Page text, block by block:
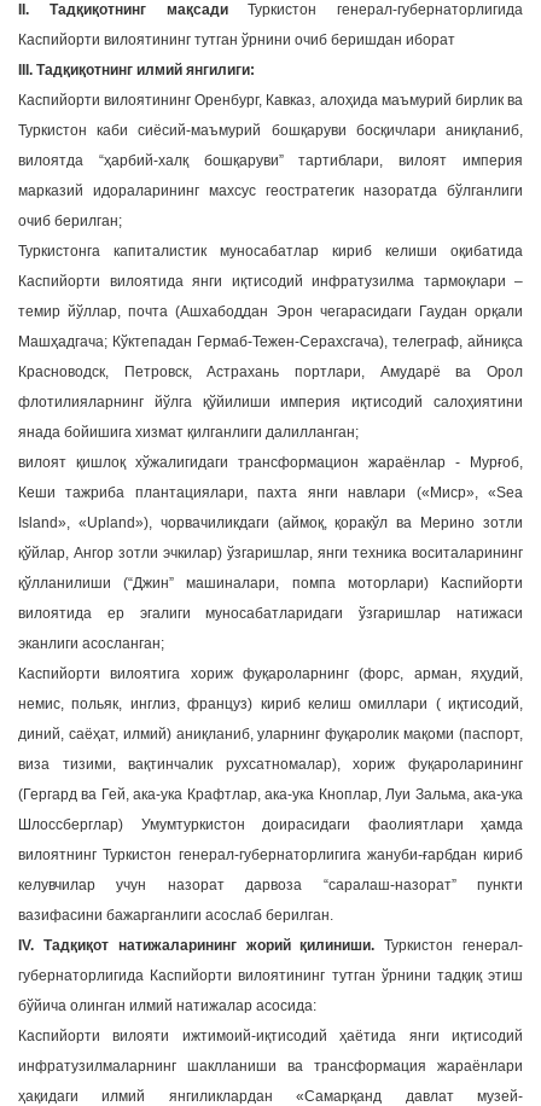
II. Тадқиқотнинг мақсадиТуркистон генерал-губернаторлигида
Каспийорти вилоятининг тутган ўрнини очиб беришдан иборат
III. Тадқиқотнинг илмий янгилиги:
Каспийорти вилоятининг Оренбург, Кавказ, алоҳида маъмурий бирлик ва
Туркистон каби сиёсий-маъмурий бошқаруви босқичлари аниқланиб,
вилоятда “ҳарбий-халқ бошқаруви” тартиблари, вилоят империя
марказий идораларининг махсус геостратегик назоратда бўлганлиги
очиб берилган;
Туркистонга капиталистик муносабатлар кириб келиши оқибатида
Каспийорти вилоятида янги иқтисодий инфратузилма тармоқлари –
темир йўллар, почта (Ашхабоддан Эрон чегарасидаги Гаудан орқали
Машҳадгача; Кўктепадан Гермаб-Тежен-Серахсгача), телеграф, айниқса
Красноводск, Петровск, Астрахань портлари, Амударё ва Орол
флотилияларнинг йўлга қўйилиши империя иқтисодий салоҳиятини
янада бойишига хизмат қилганлиги далилланган;
вилоят қишлоқ хўжалигидаги трансформацион жараёнлар - Мурғоб,
Кеши тажриба плантациялари, пахта янги навлари («Миср», «Sea
Island», «Upland»), чорвачиликдаги (аймоқ, қоракўл ва Мерино зотли
қўйлар, Ангор зотли эчкилар) ўзгаришлар, янги техника воситаларининг
қўлланилиши (“Джин” машиналари, помпа моторлари) Каспийорти
вилоятида ер эгалиги муносабатларидаги ўзгаришлар натижаси
эканлиги асосланган;
Каспийорти вилоятига хориж фуқароларнинг (форс, арман, яҳудий,
немис, польяк, инглиз, француз) кириб келиш омиллари ( иқтисодий,
диний, саёҳат, илмий) аниқланиб, уларнинг фуқаролик мақоми (паспорт,
виза тизими, вақтинчалик рухсатномалар), хориж фуқароларининг
(Гергард ва Гей, ака-ука Крафтлар, ака-ука Кноплар, Луи Зальма, ака-ука
Шлоссберглар) Умумтуркистон доирасидаги фаолиятлари ҳамда
вилоятнинг Туркистон генерал-губернаторлигига жануби-ғарбдан кириб
келувчилар учун назорат дарвоза “саралаш-назорат” пункти
вазифасини бажарганлиги асослаб берилган.
IV. Тадқиқот натижаларининг жорий қилиниши.Туркистон генерал-
губернаторлигида Каспийорти вилоятининг тутган ўрнини тадқиқ этиш
бўйича олинган илмий натижалар асосида:
Каспийорти вилояти ижтимоий-иқтисодий ҳаётида янги иқтисодий
инфратузилмаларнинг шаклланиши ва трансформация жараёнлари
ҳақидаги илмий янгиликлардан «Самарқанд давлат музей-